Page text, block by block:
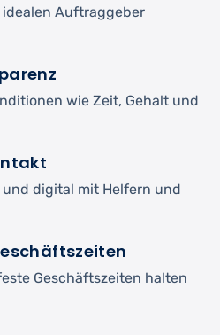
Auftraggeber
wie Zeit, Gehalt und
digital mit Helfern und
Geschäftszeiten halten